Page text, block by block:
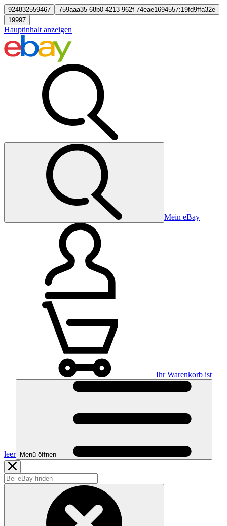
924832559467
759aaa35-68b0-4213-962f-74eae1694557:19fd9ffa32e
19997
Hauptinhalt anzeigen
Mein eBay
Ihr Warenkorb ist
leer Menü öffnen